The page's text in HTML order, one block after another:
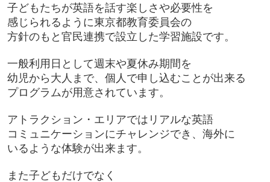
子どもたちが英語を話す楽しさや必要性を
感じられるように東京都教育委員会の
方針のもと官民連携で設立した学習施設です。
一般利用日として週末や夏休み期間を
幼児から大人まで、個人で申し込むことが出来る
プログラムが用意されています。
アトラクション・エリアではリアルな英語
コミュニケーションにチャレンジでき、海外に
いるような体験が出来ます。
また子どもだけでなく